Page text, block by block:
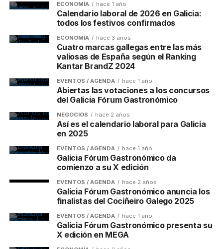
ECONOMÍA hace 1 año
Calendario laboral de 2026 en Galicia:
todos los festivos confirmados
ECONOMÍA hace 3 años
Cuatro marcas gallegas entre las más
valiosas de España según el Ranking
Kantar BrandZ 2024
EVENTOS / AGENDA hace 1 año
Abiertas las votaciones a los concursos
del Galicia Fórum Gastronómico
NEGOCIOS hace 2 años
Así es el calendario laboral para Galicia
en 2025
EVENTOS / AGENDA hace 1 año
Galicia Fórum Gastronómico da
comienzo a su X edición
EVENTOS / AGENDA hace 2 años
Galicia Fórum Gastronómico anuncia los
finalistas del Cociñeiro Galego 2025
EVENTOS / AGENDA hace 1 año
Galicia Fórum Gastronómico presenta su
X edición en MEGA